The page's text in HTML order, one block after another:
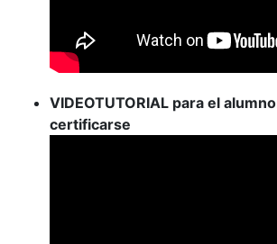
VIDEOTUTORIAL para el
certificarse